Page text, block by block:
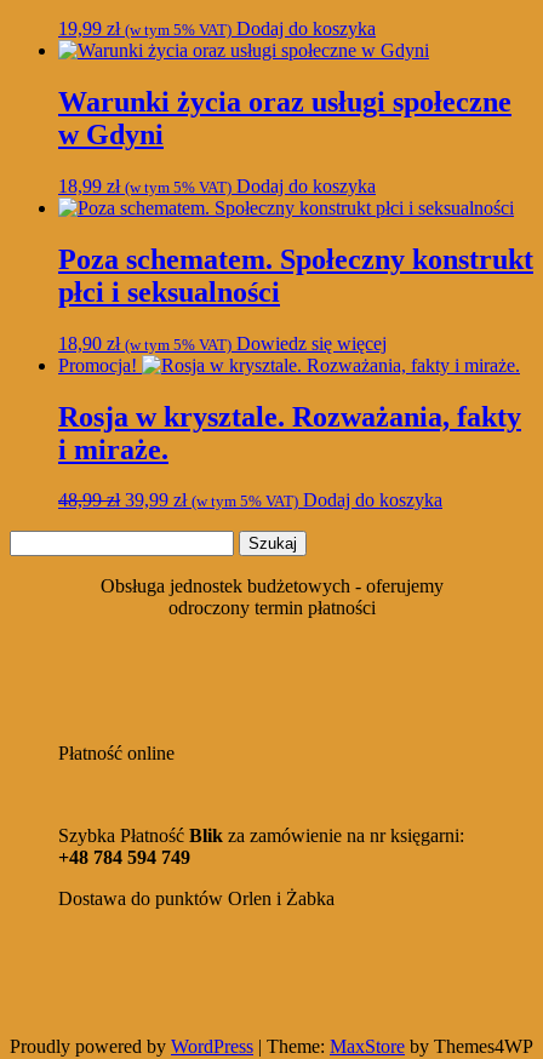
19,99 zł (w tym 5% VAT) Dodaj do koszyka
Warunki życia oraz usługi społeczne
w Gdyni
18,99 zł (w tym 5% VAT) Dodaj do koszyka
Poza schematem. Społeczny konstrukt
płci i seksualności
18,90 zł (w tym 5% VAT) Dowiedz się więcej
Promocja!
Rosja w krysztale. Rozważania, fakty
i miraże.
48,99zł Pierwotna
39,99 złAktualna
(w tym 5% VAT) Dodaj do koszyka
Obsługa jednostek budżetowych - oferujemy
odroczony termin płatności
Płatność online
Szybka Płatność Blik za zamówienie na nr księgarni:
+48 784 594 749
Dostawa do punktów Orlen i Żabka
Proudly powered by WordPress | Theme: MaxStore by Themes4WP